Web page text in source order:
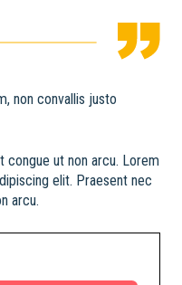
non convallis justo
congue ut non arcu. Lorem
elit. Praesent nec
arcu.